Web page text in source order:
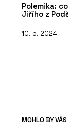
Polemika:
Jiřího z
10. 5. 2024
MOHLO BY